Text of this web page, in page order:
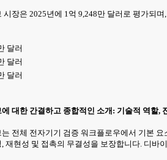
장은 2025년에 1억 9,248만 달러로 평가되
달러
달러
달러
대한 간결하고 종합적인 소개: 기술적 역할
전체 전자기기 검증 워크플로우에서 기본
재현성 및 접촉의 무결성을 보장합니다. 디